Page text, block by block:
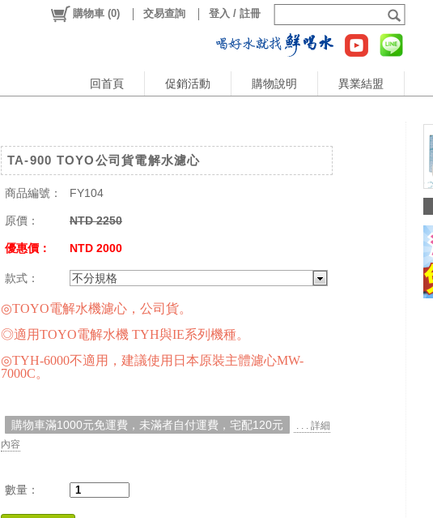
回首頁 促銷活動 購物說明 異業結盟
購物車 (0) 交易查詢 登入 / 註冊
TA-900 TOYO公司貨電解水濾心
商品編號： FY104
原價： NTD 2250
優惠價： NTD 2000
款式： 不分規格
◎TOYO電解水機濾心，公司貨。
◎適用TOYO電解水機 TYH與IE系列機種。
◎TYH-6000不適用，建議使用日本原裝主體濾心MW-
7000C。
購物車滿1000元免運費，未滿者自付運費，宅配120元
. . . 詳細
內容
數量：